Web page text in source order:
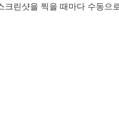
크린샷을 찍을 때마다 수동으